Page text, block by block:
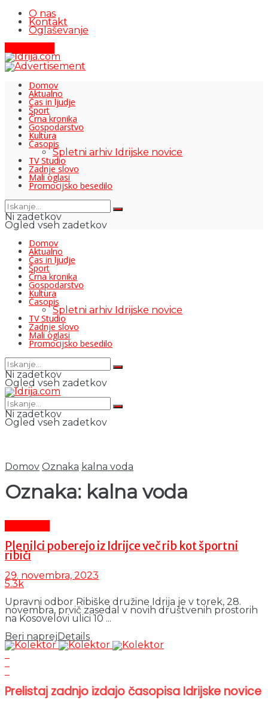
O nas
Kontakt
Oglaševanje
Domov
Aktualno
Čas in ljudje
Šport
Črna kronika
Gospodarstvo
Kultura
Časopis
Spletni arhiv Idrijske novice
TV Studio
Zadnje slovo
Mali oglasi
Promocijsko besedilo
Ni zadetkov
Ogled vseh zadetkov
Domov
Aktualno
Čas in ljudje
Šport
Črna kronika
Gospodarstvo
Kultura
Časopis
Spletni arhiv Idrijske novice
TV Studio
Zadnje slovo
Mali oglasi
Promocijsko besedilo
Ni zadetkov
Ogled vseh zadetkov
Ni zadetkov
Ogled vseh zadetkov
Domov Oznaka kalna voda
Oznaka: kalna voda
Plenilci poberejo iz Idrijce več rib kot športni
ribiči
29. novembra, 2023
5.3k
Upravni odbor Ribiške družine Idrija je v torek, 28.
novembra, prvič zasedal v novih društvenih prostorih
na Kosovelovi ulici 10 ...
Beri naprej Details
Prelistaj zadnjo izdajo časopisa Idrijske novice